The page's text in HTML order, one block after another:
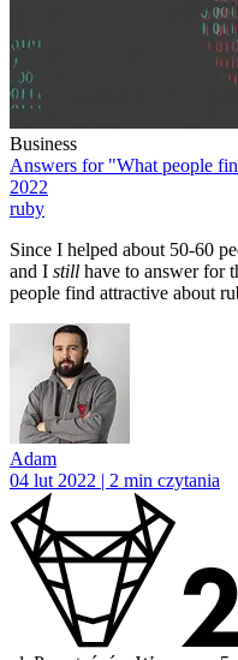
Business
Answers for "What people
2022
ruby
Since I helped about 50-60
and I still have to answer for
people find attractive about
Adam
04 lut 2022 | 2 min czytania